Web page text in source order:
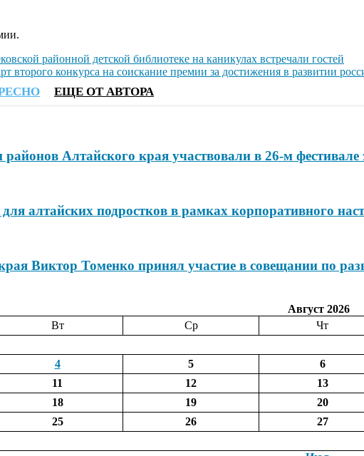
районной детской библиотеке на каникулах встречали гостей
второго конкурса на соискание премии за достижения в развитии
ЕЩЕ ОТ АВТОРА
Алтайского края участвовали в 26-м фестивале
алтайских подростков в рамках корпоративного
Виктор Томенко принял участие в совещании по
Август 2026
Вт Ср Чт
4 5 6
11 12 13
18 19 20
25 26 27